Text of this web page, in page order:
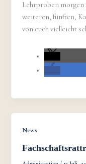
Lehrproben morgen
weiteren, fünften,
von euch vielleicht
News